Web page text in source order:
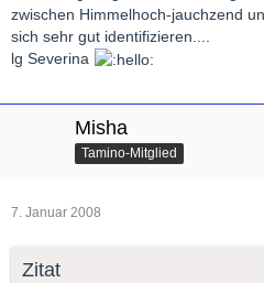
zwischen Himmelhoch-jauchzend
sich sehr gut identifizieren....
lg Severina
Misha
Tamino-Mitglied
7. Januar 2008
Zitat